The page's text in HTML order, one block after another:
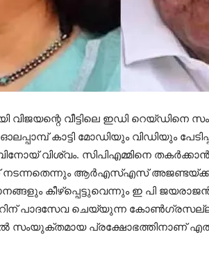
വിജയന്റെ വീട്ടിലെ ഇഡി റെയ്ഡിനെ
കാട്ടി മോഡിയും വിഡിയും
വിശ്വം. സിപിഎമ്മിനെ
നടന്നതെന്നും ആർഎസ്എസ് അജണ്ടയ്ക്ക്
കീഴ്പ്പെട്ടുവെന്നും ഇ പി
പാദസേവ ചെയ്യുന്ന
സംയുക്തമായ പ്രക്ഷോഭത്തിനാണ്